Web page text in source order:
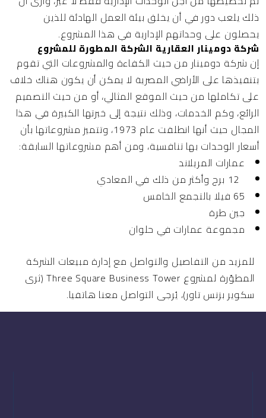
ذلك يلعب دور في أن يخلق بيئة العمل الهادئة للذين
يحصلون على وحداتهم الإدارية في هذا المشروع.
شركة دومينار العقارية الشركة المطورة للمشروع
إن شركة دومينار من حيث الكفاءة والمشروعات التي تقوم
بتنفيذها على الأراضي المصرية لا يمكن أن يكون هناك خلاف
على تكاملها من حيث الموقع المثالي، أو من حيث التصميم
الرائع، وكم الخدمات، وذلك نتيجة إلى خبرتها الكبيرة في هذا
المجال حيث أنها انطلقت عام 1973، وتتميز مشروعاتها بأن
أسعار الوحدات بها تنافسية، ومن أهم مشروعاتها السابقة:
عمارات المريلاند
65 فيلا بالتجمع الخامس
جين طرة
مجموعة عمارات في حلوان
للمزيد من التفاصيل والتواصل مع إدارة مبيعات الشركة
المطوّرة لمشروع
Three Square Business Tower (ثرى
سكوير بزنس تاور)، يُرجى التواصل معنا هاتفيا.